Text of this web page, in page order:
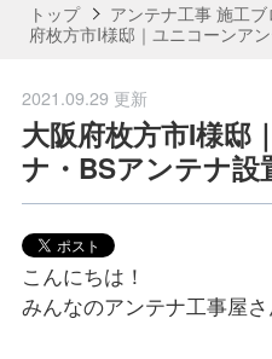
トップ アンテナ工事 施工ブ
府枚方市I様邸｜ユニコーンア
2021.09.29 更新
大阪府枚方市I様邸
ナ・BSアンテナ設
こんにちは！
みんなのアンテナ工事屋